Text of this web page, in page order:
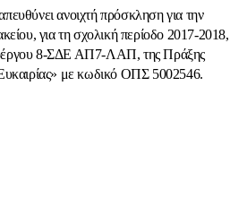
ανοιχτή πρόσκληση για την
για τη σχολική περίοδο 2017-2018,
8-ΣΔΕ ΑΠ7-ΛΑΠ, της Πράξης
με κωδικό ΟΠΣ 5002546.